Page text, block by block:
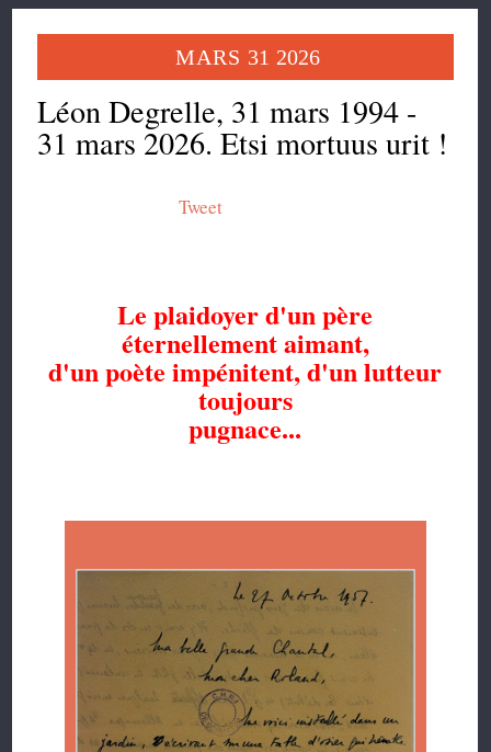
MARS 31 2026
Léon Degrelle, 31 mars 1994 -
31 mars 2026. Etsi mortuus urit !
Tweet
Le plaidoyer d'un père
éternellement aimant,
d'un poète impénitent, d'un lutteur
toujours
pugnace...